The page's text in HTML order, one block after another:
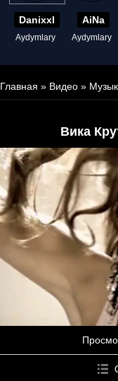
Danixxl
Aydymlary
AiNa
Aydymlary
Главная » Видео »
Вика